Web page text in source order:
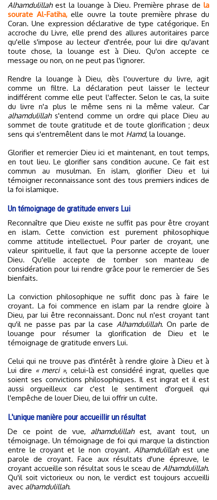
Alhamdulillahest la louange à Dieu. Première phrase de la
sourate Al-Fatiha,elle ouvre la toute première phrase du
Coran. Une expression déclarative de type catégorique. En
accroche du Livre, elle prend des allures autoritaires parce
qu'elle s'impose au lecteur d'entrée, pour lui dire qu'avant
toute chose, la louange est à Dieu. Qu'on accepte ce
message ou non, on ne peut pas l'ignorer.
Rendre la louange à Dieu, dès l'ouverture du livre, agit
comme un filtre. La déclaration peut laisser le lecteur
indifférent comme elle peut l'affecter. Selon le cas, la suite
du livre n'a plus le même sens ni la même valeur. Car
alhamdulillahs'entend comme un ordre qui place Dieu au
sommet de toute gratitude et de toute glorification ; deux
sens qui s'entremêlent dans le mot Hamd, la louange.
Glorifier et remercier Dieu ici et maintenant, en tout temps,
en tout lieu. Le glorifier sans condition aucune. Ce fait est
commun au musulman. En islam, glorifier Dieu et lui
témoigner reconnaissance sont des tous premiers indices de
la foi islamique.
Un témoignage de gratitude envers Lui
Reconnaître que Dieu existe ne suffit pas pour être croyant
en islam. Cette conviction est purement philosophique
comme attitude intellectuel. Pour parler de croyant, une
valeur spirituelle, il faut que la personne accepte de louer
Dieu. Qu'elle accepte de tomber son manteau de
considération pour lui rendre grâce pour le remercier de Ses
bienfaits.
La conviction philosophique ne suffit donc pas à faire le
croyant. La foi commence en islam par la rendre gloire à
Dieu, par lui être reconnaissant. Donc nul n'est croyant tant
qu'il ne passe pas par la case Alhamdulillah. On parle de
louange pour résumer la glorification de Dieu et le
témoignage de gratitude envers Lui.
Celui qui ne trouve pas d'intérêt à rendre gloire à Dieu et à
Lui dire « merci », celui-là est considéré ingrat, quelles que
soient ses convictions philosophiques. Il est ingrat et il est
aussi orgueilleux car c'est le sentiment d'orgueil qui
l'empêche de louer Dieu, de lui offrir un culte.
L'unique manière pour accueillir un résultat
De ce point de vue, alhamdulillahest, avant tout, un
témoignage. Un témoignage de foi qui marque la distinction
entre le croyant et le non croyant.Alhamdulillahest une
parole de croyant. Face aux résultats d'une épreuve, le
croyant accueille son résultat sous le sceau de Alhamdulillah.
Qu'il soit victorieux ou non, le verdict est toujours accueilli
avec alhamdulillah.